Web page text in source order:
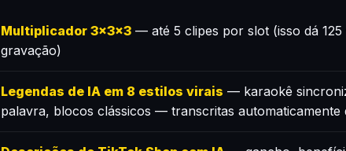
Multiplicador 3×3×3 — até 5 clipes por slot (isso dá
gravação)
Legendas de IA em 8 estilos virais — karaokê
palavra, blocos clássicos — transcritas automaticamente